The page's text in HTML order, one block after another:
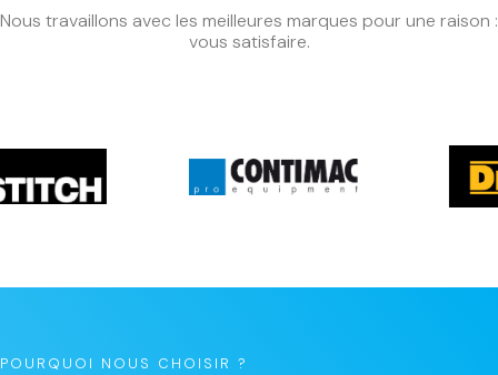
Nous travaillons avec les meilleures marques pour une raison :
vous satisfaire.
POURQUOI NOUS CHOISIR ?